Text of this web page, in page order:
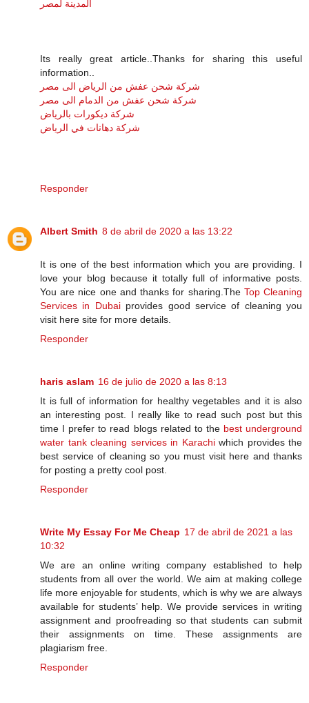
المدينة لمصر
Its really great article..Thanks for sharing this useful
information..
شركة شحن عفش من الرياض الى مصر
شركة شحن عفش من الدمام الى مصر
شركة ديكورات بالرياض
شركة دهانات في الرياض
Responder
Albert Smith 8 de abril de 2020 a las 13:22
It is one of the best information which you are providing. I
love your blog because it totally full of informative posts.
You are nice one and thanks for sharing.The Top Cleaning
Services in Dubaiprovides good service of cleaning you
visit here site for more details.
Responder
haris aslam 16 de julio de 2020 a las 8:13
It is full of information for healthy vegetables and it is also
an interesting post. I really like to read such post but this
time I prefer to read blogs related to the best underground
water tank cleaning services in Karachiwhich provides the
best service of cleaning so you must visit here and thanks
for posting a pretty cool post.
Responder
Write My Essay For Me Cheap 17 de abril de 2021 a las
10:32
We are an online writing company established to help
students from all over the world. We aim at making college
life more enjoyable for students, which is why we are always
available for students’ help. We provide services in writing
assignment and proofreading so that students can submit
their assignments on time. These assignments are
plagiarism free.
Responder